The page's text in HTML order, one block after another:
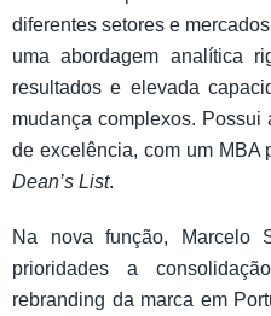
diferentes setores e
uma abordagem analítica
resultados e elevada
mudança complexos.
de excelência, com um MBA
Dean’s List.
Na nova função, Marcelo
prioridades a
rebranding da marca em